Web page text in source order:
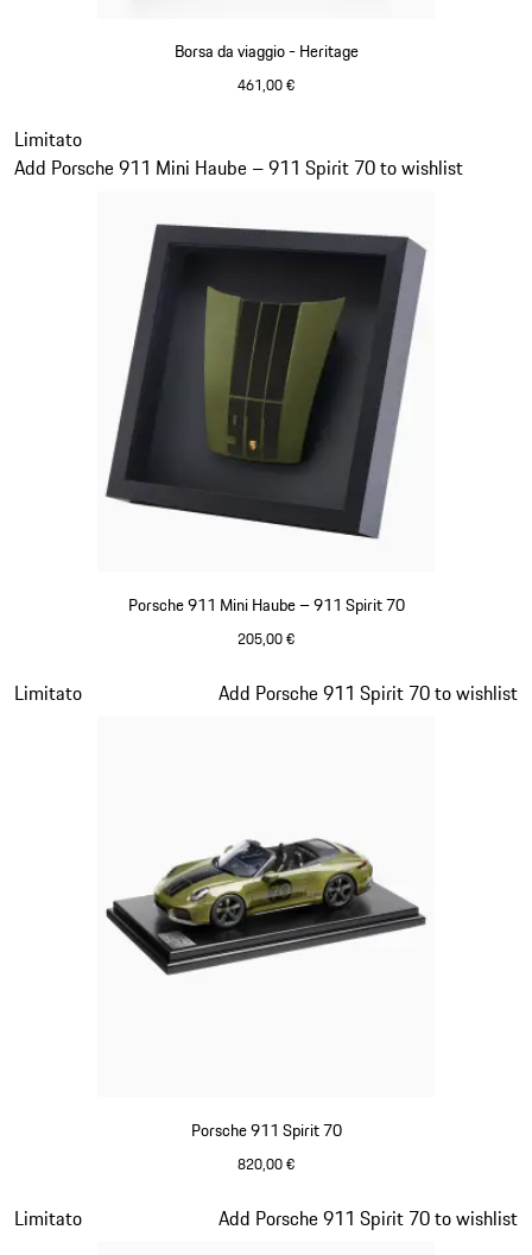
Borsa da viaggio - Heritage
461,00 €
Porsche 911 Mini Haube – 911 Spirit 70
205,00 €
Limitato
Add Porsche 911 Mini Haube – 911 Spirit 70 to wishlist
Diapositiva 11 di 20
Porsche 911 Spirit 70
820,00 €
Limitato Add Porsche 911 Spirit 70 to wishlist
Diapositiva 12 di 20
Limitato Add Porsche 911 Spirit 70 to wishlist
Diapositiva 13 di 20